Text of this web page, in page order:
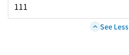
111
See Less